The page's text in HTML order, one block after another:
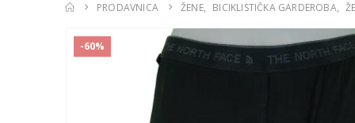
PRODAVNICA ŽENE, BICIKLISTIČKA GARDEROBA,
-60%